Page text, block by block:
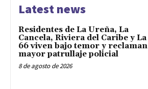
Latest news
Residentes de La Ureña, La
Cancela, Riviera del Caribe y La
66 viven bajo temor y reclaman
mayor patrullaje policial
8 de agosto de 2026